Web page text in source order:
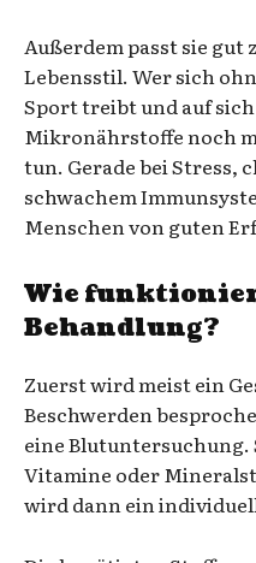
Außerdem passt sie gut
Lebensstil. Wer sich
Sport treibt und auf
Mikronährstoffe noch
tun. Gerade bei Stress,
schwachem
Menschen von guten
Wie
Behandlung?
Zuerst wird meist ein
Beschwerden
eine Blutuntersuchung.
Vitamine oder
wird dann ein